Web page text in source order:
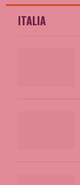
ITALIA